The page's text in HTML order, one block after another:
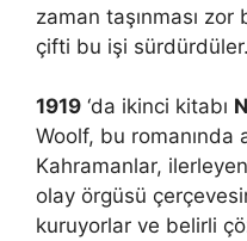
zaman taşınması
çifti bu işi sürdürdüler.
1919 ‘da ikinci kitabı
Woolf, bu romanında
Kahramanlar,
olay örgüsü
kuruyorlar ve belirli